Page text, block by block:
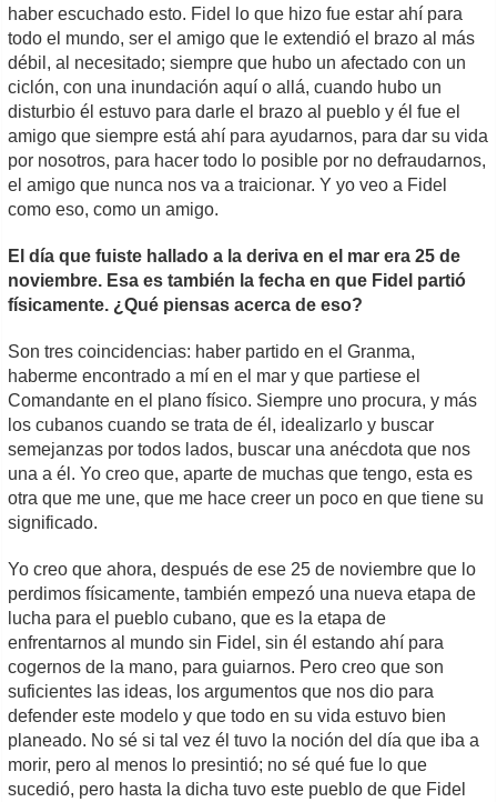
haber escuchado esto. Fidel lo que hizo fue estar ahí para
todo el mundo, ser el amigo que le extendió el brazo al más
débil, al necesitado; siempre que hubo un afectado con un
ciclón, con una inundación aquí o allá, cuando hubo un
disturbio él estuvo para darle el brazo al pueblo y él fue el
amigo que siempre está ahí para ayudarnos, para dar su vida
por nosotros, para hacer todo lo posible por no defraudarnos,
el amigo que nunca nos va a traicionar. Y yo veo a Fidel
como eso, como un amigo.
El día que fuiste hallado a la deriva en el mar era 25 de
noviembre. Esa es también la fecha en que Fidel partió
físicamente. ¿Qué piensas acerca de eso?
Son tres coincidencias: haber partido en el Granma,
haberme encontrado a mí en el mar y que partiese el
Comandante en el plano físico. Siempre uno procura, y más
los cubanos cuando se trata de él, idealizarlo y buscar
semejanzas por todos lados, buscar una anécdota que nos
una a él. Yo creo que, aparte de muchas que tengo, esta es
otra que me une, que me hace creer un poco en que tiene su
significado.
Yo creo que ahora, después de ese 25 de noviembre que lo
perdimos físicamente, también empezó una nueva etapa de
lucha para el pueblo cubano, que es la etapa de
enfrentarnos al mundo sin Fidel, sin él estando ahí para
cogernos de la mano, para guiarnos. Pero creo que son
suficientes las ideas, los argumentos que nos dio para
defender este modelo y que todo en su vida estuvo bien
planeado. No sé si tal vez él tuvo la noción del día que iba a
morir, pero al menos lo presintió; no sé qué fue lo que
sucedió, pero hasta la dicha tuvo este pueblo de que Fidel